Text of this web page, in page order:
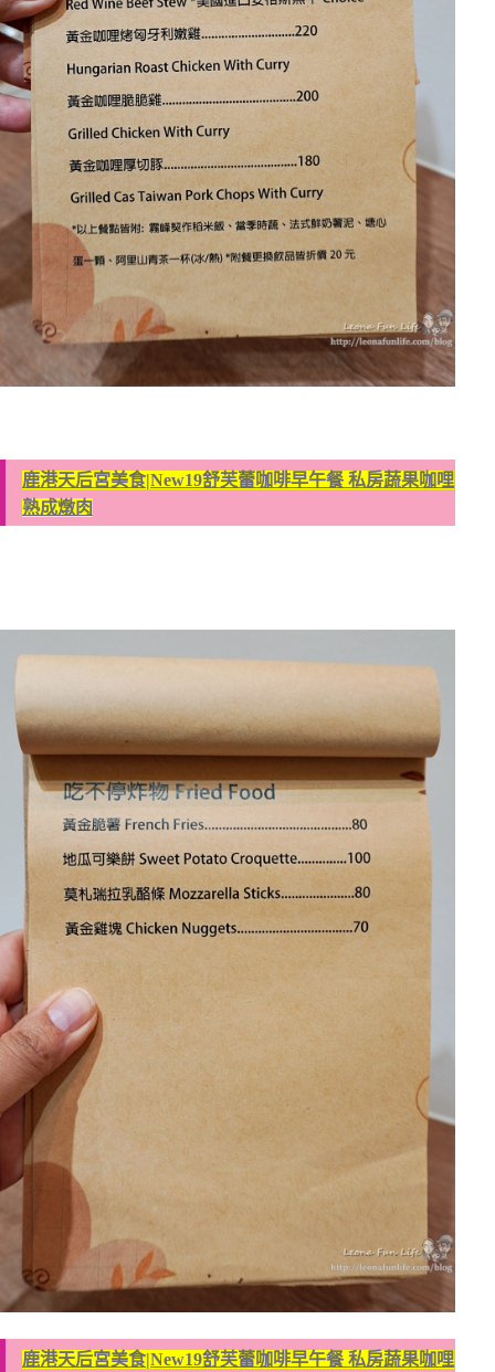
鹿港天后宮美食|New19舒芙蕾咖啡早午餐 私房蔬果咖哩
熟成燉肉
鹿港天后宮美食|New19舒芙蕾咖啡早午餐 私房蔬果咖哩